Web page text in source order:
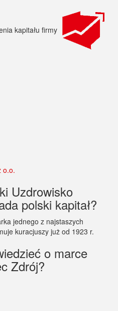
o.o.
Uzdrowisko
polski kapitał?
jednego z najstaszych
kuracjuszy już od 1923 r.
o marce
Zdrój?